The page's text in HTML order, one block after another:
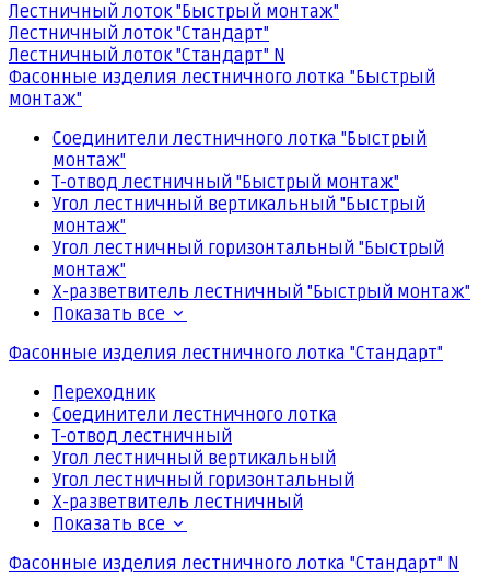
Лестничный лоток "Быстрый монтаж"
Лестничный лоток "Стандарт"
Лестничный лоток "Стандарт" N
Фасонные изделия лестничного лотка "Быстрый
монтаж"
Соединители лестничного лотка "Быстрый
монтаж"
Т-отвод лестничный "Быстрый монтаж"
Угол лестничный вертикальный "Быстрый
монтаж"
Угол лестничный горизонтальный "Быстрый
монтаж"
Х-разветвитель лестничный "Быстрый монтаж"
Показать все
Фасонные изделия лестничного лотка "Стандарт"
Переходник
Соединители лестничного лотка
Т-отвод лестничный
Угол лестничный вертикальный
Угол лестничный горизонтальный
Х-разветвитель лестничный
Показать все
Фасонные изделия лестничного лотка "Стандарт" N